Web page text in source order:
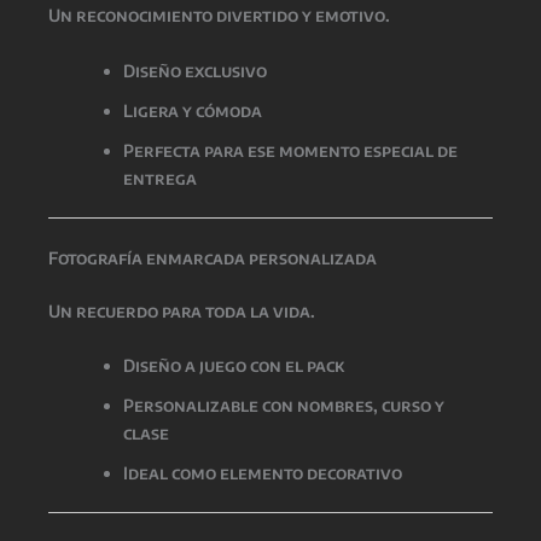
Un reconocimiento divertido y emotivo.
Diseño exclusivo
Ligera y cómoda
Perfecta para ese momento especial de
entrega
Fotografía enmarcada personalizada
Un recuerdo para toda la vida.
Diseño a juego con el pack
Personalizable con nombres, curso y
clase
Ideal como elemento decorativo